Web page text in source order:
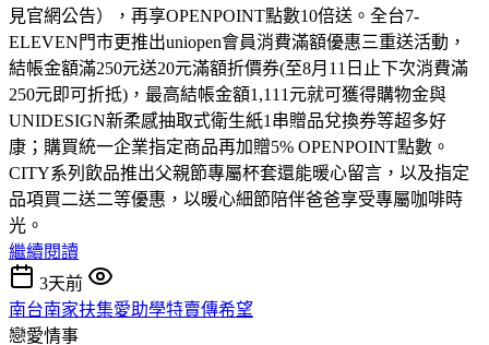
見官網公告），再享OPENPOINT點數10倍送。全台7-
ELEVEN門市更推出uniopen會員消費滿額優惠三重送活動，
結帳金額滿250元送20元滿額折價券(至8月11日止下次消費滿
250元即可折抵)，最高結帳金額1,111元就可獲得購物金與
UNIDESIGN新柔感抽取式衛生紙1串贈品兌換券等超多好
康；購買統一企業指定商品再加贈5% OPENPOINT點數。
CITY系列飲品推出父親節專屬杯套還能暖心留言，以及指定
品項買二送二等優惠，以暖心細節陪伴爸爸享受專屬咖啡時
光。
繼續閱讀
3天前
南台南家扶集愛助學特賣傳希望
戀愛情事